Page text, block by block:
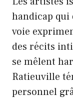
handicap
voie
des récits
se mêlent
Ratieuville
personnel